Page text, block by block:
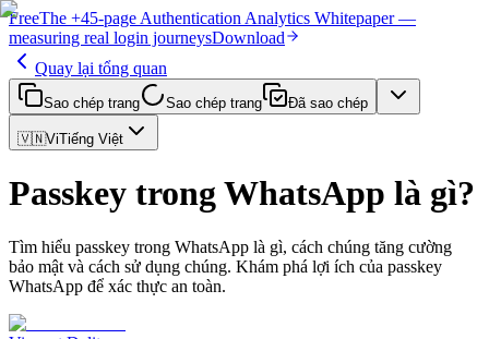
FreeThe +45-page Authentication Analytics Whitepaper —
measuring real login journeysDownload
Quay lại tổng quan
Sao chép trang Sao chép trang Đã sao chép
🇻🇳ViTiếng Việt
Passkey trong WhatsApp là gì?
Tìm hiểu passkey trong WhatsApp là gì, cách chúng tăng cường
bảo mật và cách sử dụng chúng. Khám phá lợi ích của passkey
WhatsApp để xác thực an toàn.